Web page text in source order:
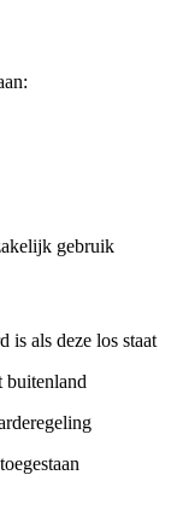
gebruik
is als deze los staat
buitenland